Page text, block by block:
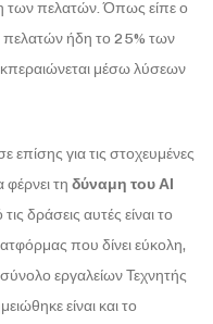
των πελατών. Όπως είπε ο
πελατών ήδη το 25% των
μέσω λύσεων
για τις στοχευμένες
φέρνει τη δύναμη του ΑΙ
δράσεις αυτές είναι το
που δίνει εύκολη,
εργαλείων Τεχνητής
είναι και το